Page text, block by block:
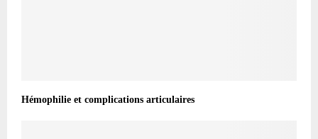
Hémophilie et complications articulaires